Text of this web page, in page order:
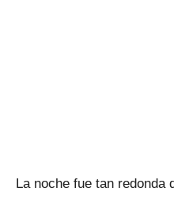
La noche fue tan redonda